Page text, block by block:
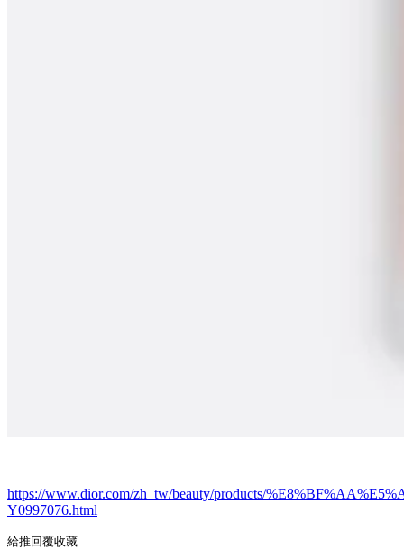
https://www.dior.com/zh_tw/beauty/products/
Y0997076.html
給推回覆收藏